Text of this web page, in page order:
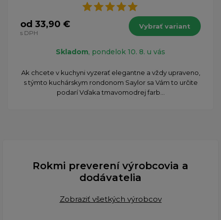
od 33,90 €
s DPH
Vybrať variant
Skladom, pondelok 10. 8. u vás
Ak chcete v kuchyni vyzerať elegantne a vždy upraveno,
s týmto kuchárskym rondonom Saylor sa Vám to určite
podarí Vďaka tmavomodrej farb...
Rokmi preverení výrobcovia a
dodávatelia
Zobraziť všetkých výrobcov